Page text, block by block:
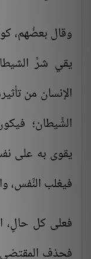
وقال بعضُهم،
يقي شرَّ
الإنسان من
الشَّيطان؛
يقوى به على
فيغلب النَّفس،
فعلى كل حالٍ،
فحذف